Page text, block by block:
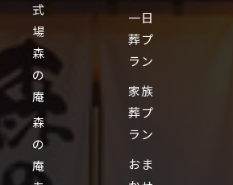
式
場
森
の
庵
森
の
庵
一日
葬プ
ラン
家族
葬プ
ラン
おま